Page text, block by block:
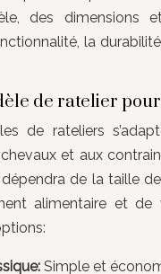
des dimensions
la
de ratelier
de rateliers
et aux
de la taille
alimentaire et de
Simple et